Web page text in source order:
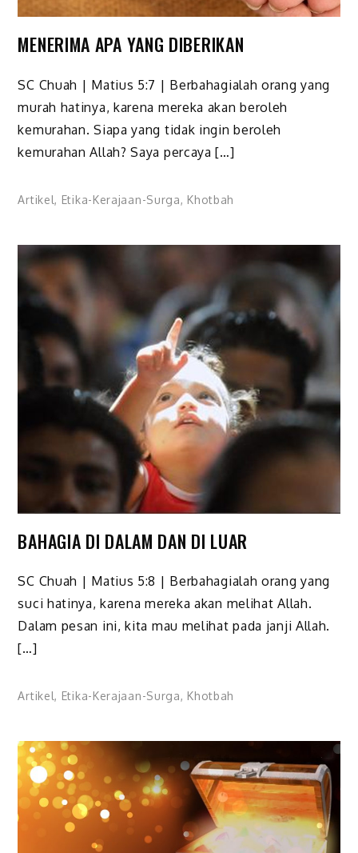
MENERIMA APA YANG DIBERIKAN
SC Chuah | Matius 5:7 | Berbahagialah orang yang
murah hatinya, karena mereka akan beroleh
kemurahan. Siapa yang tidak ingin beroleh
kemurahan Allah? Saya percaya […]
Artikel, Etika-Kerajaan-Surga, Khotbah
BAHAGIA DI DALAM DAN DI LUAR
SC Chuah | Matius 5:8 | Berbahagialah orang yang
suci hatinya, karena mereka akan melihat Allah.
Dalam pesan ini, kita mau melihat pada janji Allah.
[…]
Artikel, Etika-Kerajaan-Surga, Khotbah